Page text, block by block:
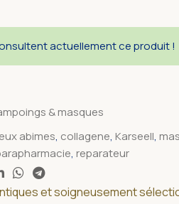
actuellement ce produit !
& masques
abimes, collagene, Karseell,
, reparateur
et soigneusement